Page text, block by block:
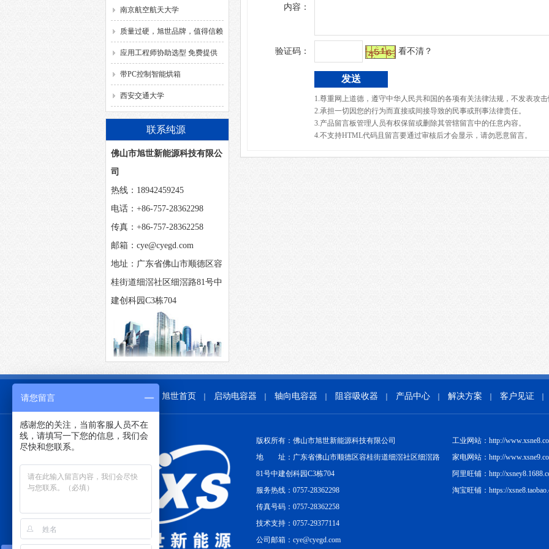
南京航空航天大学
质量过硬，旭世品牌，值得信赖
应用工程师协助选型 免费提供
解决方案
带PC控制智能烘箱
西安交通大学
联系纯源
佛山市旭世新能源科技有限公
司
热线：18942459245
电话：+86-757-28362298
传真：+86-757-28362258
邮箱：cye@cyegd.com
地址：广东省佛山市顺德区容
桂街道细滘社区细滘路81号中
建创科园C3栋704
内容：
验证码： 看不清？
1.尊重网上道德，遵守中华人民共和国的各项有关法律法规，不发表攻
2.承担一切因您的行为而直接或间接导致的民事或刑事法律责任。
3.产品留言板管理人员有权保留或删除其管辖留言中的任意内容。
4.不支持HTML代码且留言要通过审核后才会显示，请勿恶意留言。
旭世首页 启动电容器 轴向电容器 阻容吸收器 产品中心 解决方案 客户见证
版权所有：佛山市旭世新能源科技有限公司
地 址：广东省佛山市顺德区容桂街道细滘社区细滘路
81号中建创科园C3栋704
服务热线：0757-28362298
传真号码：0757-28362258
技术支持：0757-29377114
公司邮箱：cye@cyegd.com
工业网站：http://
家电网站：http://
阿里旺铺：http://
淘宝旺铺：https://
请您留言
感谢您的关注，当前客服人员不在
线，请填写一下您的信息，我们会
尽快和您联系。